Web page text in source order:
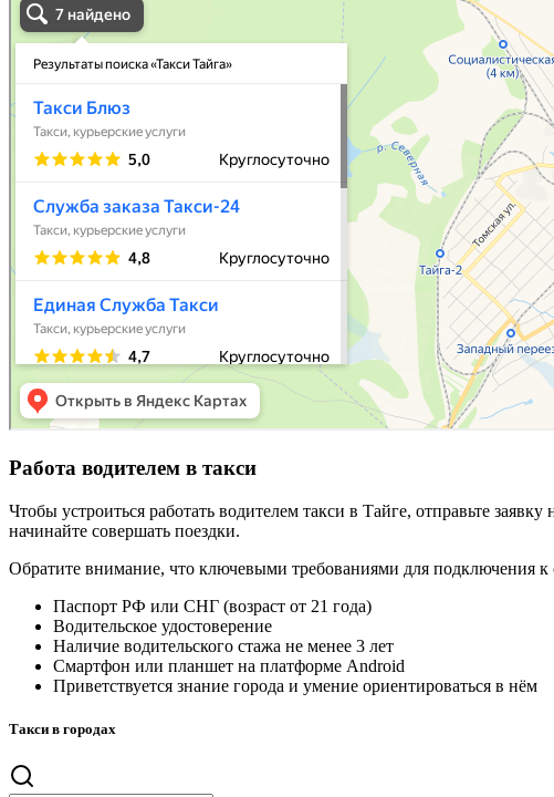
Работа водителем в такси
Чтобы устроиться работать водителем такси в Тайге, отправьте
начинайте совершать поездки.
Обратите внимание, что ключевыми требованиями для подключения к
Паспорт РФ или СНГ (возраст от 21 года)
Водительское удостоверение
Наличие водительского стажа не менее 3 лет
Смартфон или планшет на платформе Android
Приветствуется знание города и умение ориентироваться в нём
Такси в городах